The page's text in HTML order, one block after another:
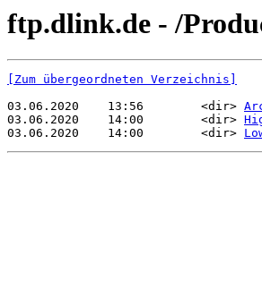
ftp.dlink.de - /
[Zum übergeordneten Verzeichnis]
03.06.2020    13:56        <dir>
03.06.2020    14:00        <dir>
03.06.2020    14:00        <dir>